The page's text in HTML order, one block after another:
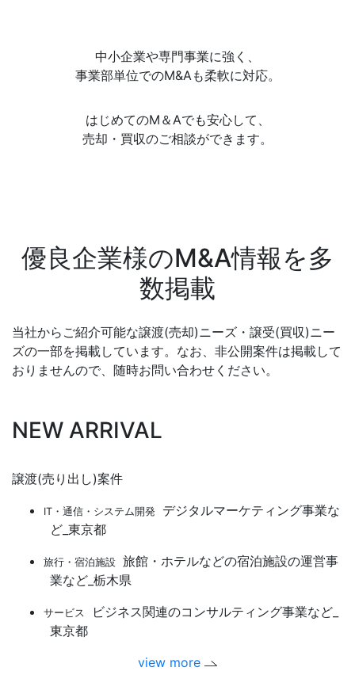
中小企業や専門事業に強く、
事業部単位でのM&Aも柔軟に対応。
はじめてのM＆Aでも安心して、
売却・買収のご相談ができます。
優良企業様のM&A情報を多
数掲載
当社からご紹介可能な譲渡(売却)ニーズ・譲受(買収)ニー
ズの一部を掲載しています。なお、非公開案件は掲載して
おりませんので、随時お問い合わせください。
NEW ARRIVAL
譲渡(売り出し)案件
IT・通信・システム開発
デジタルマーケティング事業な
ど_東京都
旅行・宿泊施設 旅館・ホテルなどの宿泊施設の運営事
業など_栃木県
サービス
ビジネス関連のコンサルティング事業など_
東京都
view more